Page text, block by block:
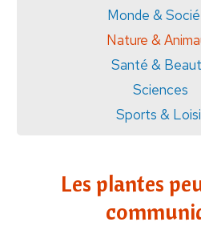
Monde &
Nature &
Santé &
Sciences
Sports &
Les plantes